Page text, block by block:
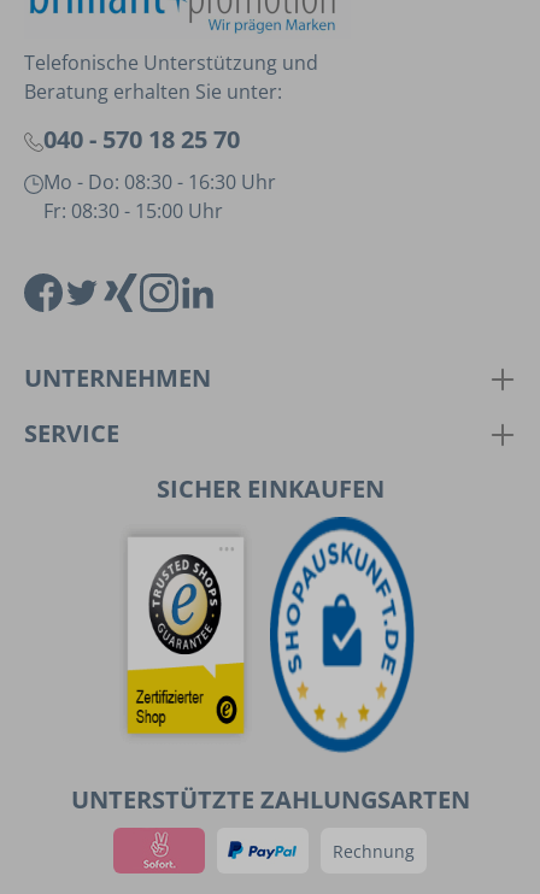
Telefonische Unterstützung und
Beratung erhalten Sie unter:
040 - 570 18 25 70
Mo - Do: 08:30 - 16:30 Uhr
Fr: 08:30 - 15:00 Uhr
UNTERNEHMEN
SERVICE
SICHER EINKAUFEN
UNTERSTÜTZTE ZAHLUNGSARTEN
Rechnung